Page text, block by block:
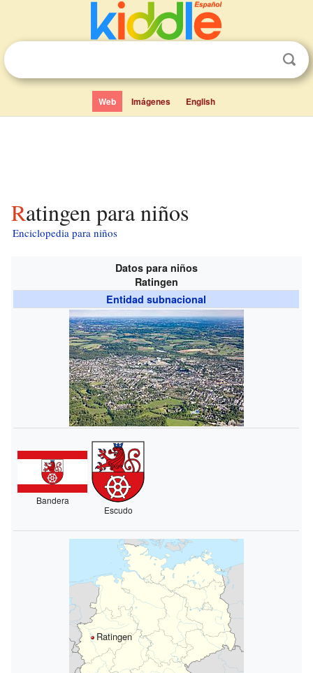
Web Imágenes English
Ratingen para niños
Enciclopedia para niños
Datos para niños
Ratingen
Entidad subnacional
Bandera
Escudo
Ratingen